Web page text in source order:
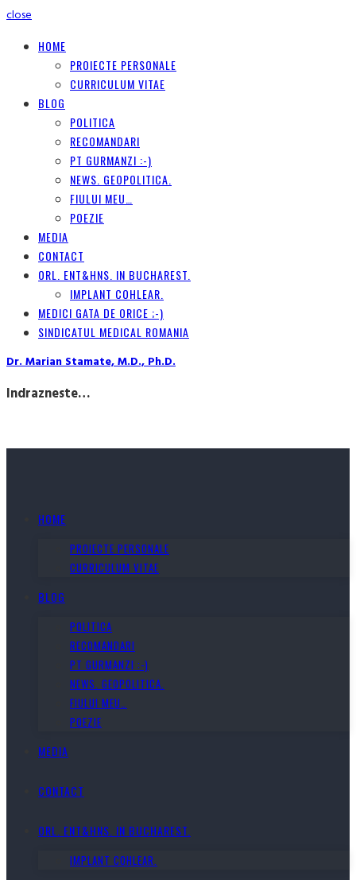
close
HOME
PROIECTE PERSONALE
CURRICULUM VITAE
BLOG
POLITICA
RECOMANDARI
PT GURMANZI :-)
NEWS. GEOPOLITICA.
FIULUI MEU…
POEZIE
MEDIA
CONTACT
ORL. ENT&HNS. IN BUCHAREST.
IMPLANT COHLEAR.
MEDICI GATA DE ORICE ;-)
SINDICATUL MEDICAL ROMANIA
Dr. Marian Stamate, M.D., Ph.D.
Indrazneste…
HOME
PROIECTE PERSONALE
CURRICULUM VITAE
BLOG
POLITICA
RECOMANDARI
PT GURMANZI :-)
NEWS. GEOPOLITICA.
FIULUI MEU…
POEZIE
MEDIA
CONTACT
ORL. ENT&HNS. IN BUCHAREST.
IMPLANT COHLEAR.